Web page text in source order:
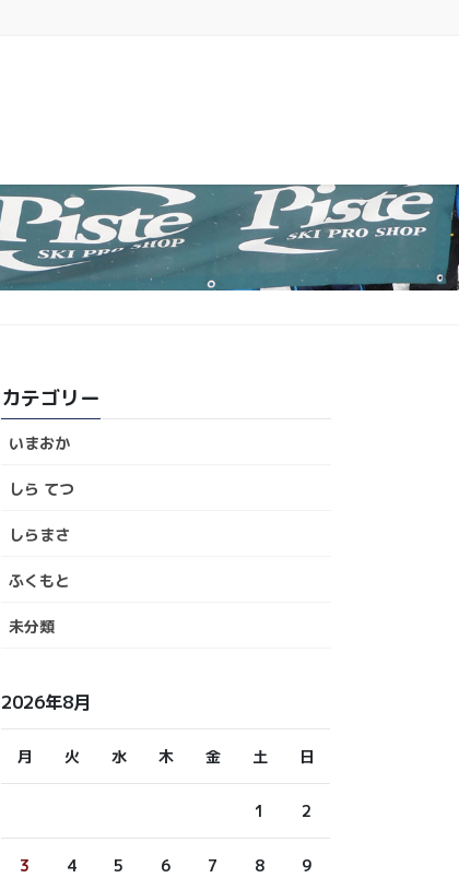
カテゴリー
いまおか
しら てつ
しらまさ
ふくもと
未分類
2026年8月
月 火 水 木 金 土 日
1 2
3 4 5 6 7 8 9